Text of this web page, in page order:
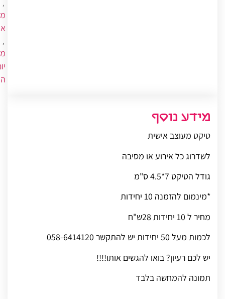
,
,
מידע נוסף
טיקט מעוצב אישית
לשדרוג כל אירוע או מסיבה
גודל הטיקט 7*4.5 ס"מ
*מינמום להזמנה 10 יחידות
מחיר ל 10 יחידות 28ש"ח
לכמות מעל 50 יחידות יש להתקשר 058-6414120
יש לכם רעיון? בואו להגשים אותו!!!!
תמונה להמחשה בלבד